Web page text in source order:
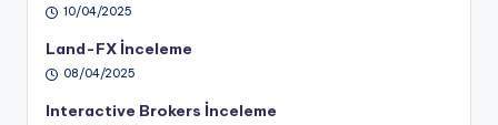
10/04/2025
Land-FX İnceleme
08/04/2025
Interactive Brokers İnceleme